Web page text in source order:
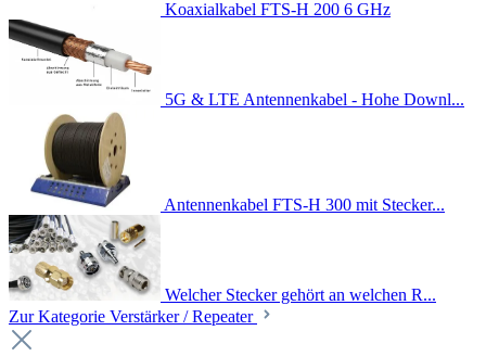
Koaxialkabel FTS-H 200 6 GHz
5G & LTE Antennenkabel - Hohe Downl...
Antennenkabel FTS-H 300 mit Stecker...
Welcher Stecker gehört an welchen R...
Zur Kategorie Verstärker / Repeater